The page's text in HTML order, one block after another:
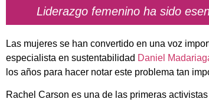
Liderazgo femenino ha sido
Las mujeres se han convertido en una voz
especialista en sustentabilidad Daniel
los años para hacer notar este problema tan
Rachel Carson es una de las primeras